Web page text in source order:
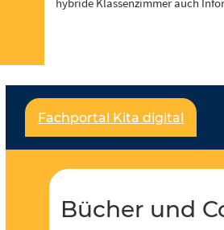
hybride Klassenzimmer auch
Events, Fortbidungsangeboten
aus Bücher und Comics. Über
dich inspirieren!
Für jeden und jede ist etwas dabei
noch viel mehr werden – dafür
Unterstützung,werde Teil der
kannst in Redaktionen
Verfügung stellen.
Fachportal Kita digital
Bücher und